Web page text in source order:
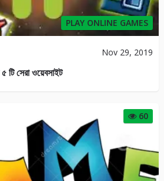
PLAY ONLINE GAMES
Nov 29, 2019
টি সেরা ওয়েবসাইট
60